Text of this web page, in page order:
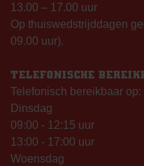
13.00 – 17.00 uur
Op thuiswedstrijddagen
09.00 uur).
TELEFONISCHE
Telefonisch bereikbaar op:
Dinsdag
09:00 - 12:15 uur
13:00 - 17:00 uur
Woensdag